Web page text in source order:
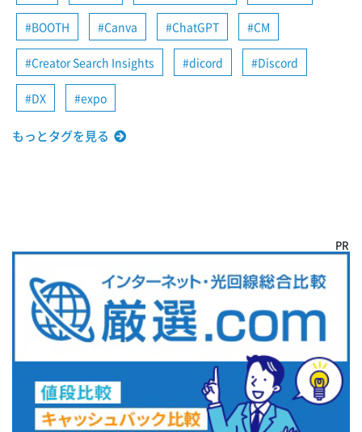
BOOTH Canva ChatGPT CM
Creator Search Insights dicord Discord
DX expo
もっとタグを見る
PR